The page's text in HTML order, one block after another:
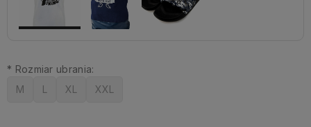
* Rozmiar ubrania:
M
L XL XXL